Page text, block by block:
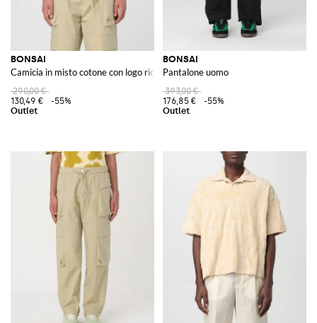
BONSAI
Camicia in misto cotone con logo ricamato
290,00 €
130,49 €
-55%
BONSAI
Pantalone uomo
393,00 €
176,85 €
-55%